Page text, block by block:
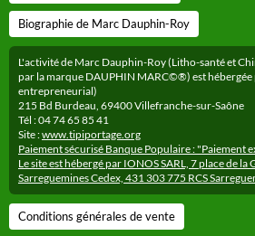
Biographie de Marc Dauphin-Roy
L'activité de Marc Dauphin-Roy (Litho-santé et
par la marque DAUPHIN MARC©®) est
entrepreneurial)
215 Bd Burdeau, 69400 Villefranche-sur-Saône
Tél : 04 74 65 85 41
Site :www.tipiportage.org
Paiement sécurisé Banque Populaire : "Paiement
Le site est hébergé par IONOS SARL, 7 place de
Sarreguemines Cedex, 431 303 775 RCS
Conditions générales de vente